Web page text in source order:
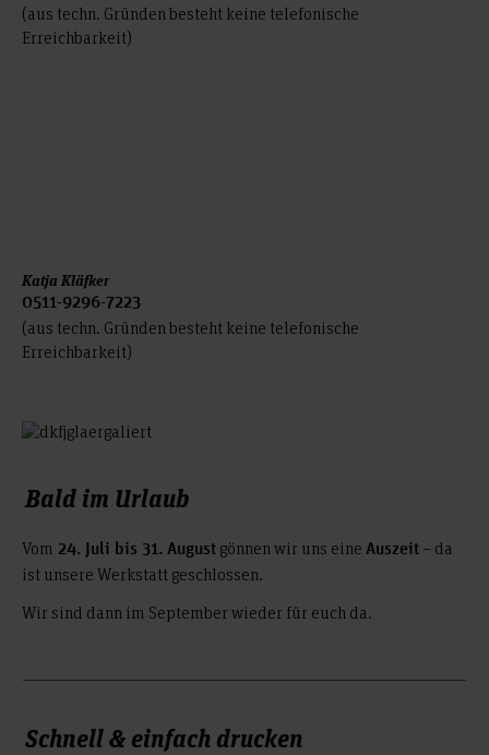
(aus techn. Gründen besteht keine telefonische
Erreichbarkeit)
Katja Kläfker
0511-9296-7223
(aus techn. Gründen besteht keine telefonische
Erreichbarkeit)
Bald im Urlaub
Vom 24. Juli bis 31. August gönnen wir uns eine Auszeit – da
ist unsere Werkstatt geschlossen.
Wir sind dann im September wieder für euch da.
Schnell & einfach drucken